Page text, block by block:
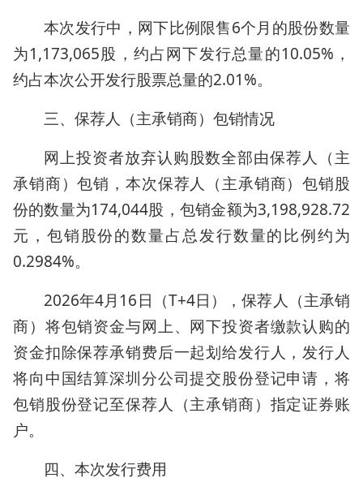
本次发行中，网下比例限售6个月的股份数量
为1,173,065股，约占网下发行总量的10.05%，
约占本次公开发行股票总量的2.01%。
三、保荐人（主承销商）包销情况
网上投资者放弃认购股数全部由保荐人（主
承销商）包销，本次保荐人（主承销商）包销股
份的数量为174,044股，包销金额为3,198,928.72
元，包销股份的数量占总发行数量的比例约为
0.2984%。
2026年4月16日（T+4日），保荐人（主承销
商）将包销资金与网上、网下投资者缴款认购的
资金扣除保荐承销费后一起划给发行人，发行人
将向中国结算深圳分公司提交股份登记申请，将
包销股份登记至保荐人（主承销商）指定证券账
户。
四、本次发行费用